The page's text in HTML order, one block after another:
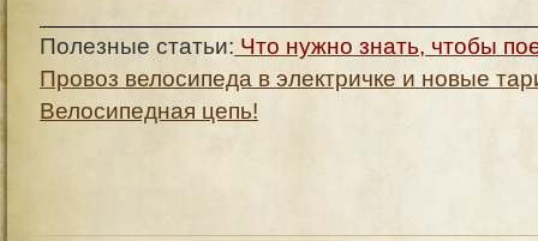
Полезные статьи: Что нужно знать, чтобы
Провоз велосипеда в электричке и новые
Велосипедная цепь!